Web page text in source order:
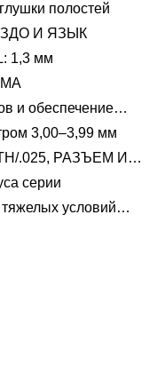
полостей
И ЯЗЫК
1,3 мм
и обеспечение
3,00–3,99 мм
.025, РАЗЪЕМ И
серии
условий
серии